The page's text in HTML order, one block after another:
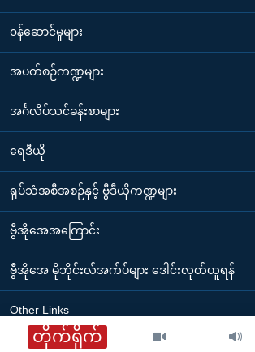
တိုက်ရိုက် ဗွီအိုအေ မြန်မာညချမ်း
၀န်ဆောင်မှုများ
အပတ်စဉ်ကဏ္ဍများ
အင်္ဂလိပ်သင်ခန်းစာများ
ရေဒီယို
ရုပ်သံအစီအစဉ်နှင့် ဗွီဒီယိုကဏ္ဍများ
ဗွီအိုအေအကြောင်း
ဗွီအိုအေ မိုဘိုင်းလ်အက်ပ်များ ဒေါင်းလုတ်ယူရန်
Other Links